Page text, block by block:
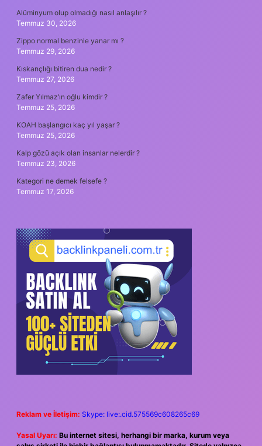
Alüminyum olup olmadığı nasıl anlaşılır ?
Temmuz 30, 2026
Zippo normal benzinle yanar mı ?
Temmuz 29, 2026
Kıskançlığı bitiren dua nedir ?
Temmuz 27, 2026
Zafer Yılmaz’ın oğlu kimdir ?
Temmuz 25, 2026
KOAH başlangıcı kaç yıl yaşar ?
Temmuz 25, 2026
Kalp gözü açık olan insanlar nelerdir ?
Temmuz 23, 2026
Kategori ne demek felsefe ?
Temmuz 17, 2026
Reklam ve İletişim: Skype: live:.cid.575569c608265c69
Yasal Uyarı: Bu internet sitesi, herhangi bir marka, kurum veya